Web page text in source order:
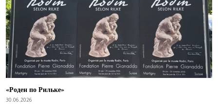
«Роден по Рильке»
30.06.2026